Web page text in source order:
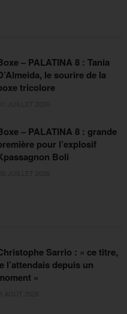
– PALATINA 8 : Tania
le sourire de la
tricolore
– PALATINA 8 : grande
pour l’explosif
Boli
Sarrio : « ce titre,
l’attendais depuis un
»